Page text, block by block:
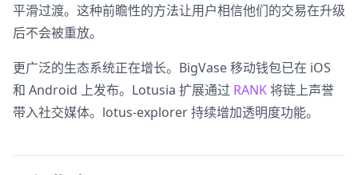
平滑过渡。这种前瞻性的方法让用户相信他们的交易在升级
后不会被重放。
更广泛的生态系统正在增长。BigVase 移动钱包已在 iOS
和 Android 上发布。Lotusia 扩展通过 RANK将链上声誉
带入社交媒体。lotus-explorer 持续增加透明度功能。